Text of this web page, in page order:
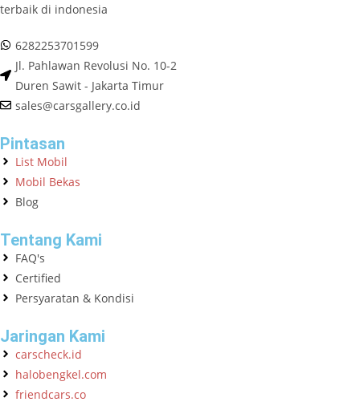
terbaik di indonesia
6282253701599
Jl. Pahlawan Revolusi No. 10-2
Duren Sawit - Jakarta Timur
sales@carsgallery.co.id
Pintasan
List Mobil
Mobil Bekas
Blog
Tentang Kami
FAQ's
Certified
Persyaratan & Kondisi
Jaringan Kami
carscheck.id
halobengkel.com
friendcars.co